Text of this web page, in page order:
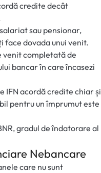
credite decât
sau pensionar,
face dovada unui venit.
completată de
bancar în care încasezi
IFN acordă credite chiar și
pentru un împrumut este
gradul de îndatorare al
Nebancare
care nu sunt